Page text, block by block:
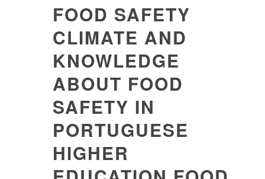
FOOD SAFETY
CLIMATE AND
KNOWLEDGE
ABOUT FOOD
SAFETY IN
PORTUGUESE
HIGHER